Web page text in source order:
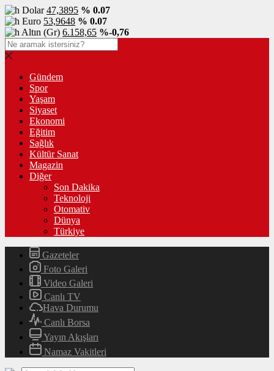
Dolar47,3895 % 0.07
Euro 53,9648 % 0.07
Altın (Gr) 6.158,65 %-0,76
Gündem
Spor
Yaşam
Siyaset
Ekonomi
Eğitim
Sağlık
Kültür Sanat
Magazin
Diğer
Son Dakika
Teknoloji
Otomativ
Dünya
Türkiye
Gazeteler
Foto Galeri
Video Galeri
Canlı TV
Hava Durumu
Canlı Borsa
Yayın Akışları
Namaz Vakitleri